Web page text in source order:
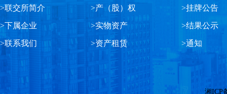
>联交所简介
>下属企业
>联系我们
>产（股）权
>实物资产
>资产租赁
>挂牌公告
>结果公示
>通知
湘ICP